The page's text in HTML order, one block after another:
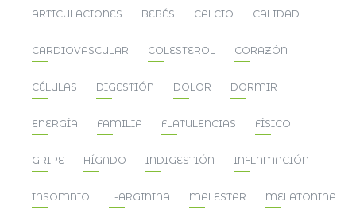
ARTICULACIONES BEBÉS CALCIO CALIDAD
CARDIOVASCULAR COLESTEROL CORAZÓN
CÉLULAS DIGESTIÓN DOLOR DORMIR
ENERGÍA FAMILIA FLATULENCIAS FÍSICO
GRIPE HÍGADO INDIGESTIÓN INFLAMACIÓN
INSOMNIO L-ARGININA MALESTAR MELATONINA